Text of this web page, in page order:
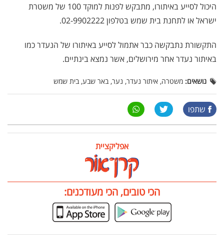
היכול לסייע באיתורו, מתבקש לפנות למוקד 100 של משטרת
ישראל או לתחנת בית שמש בטלפון 02-9902222.
התקשורת נתבקשה כבר אתמול לסייע באיתורו של הנעדר כמו
באיתור נעדר אחר מירושלים, אשר נמצא בינתיים.
נושאים: משטרה, איתור נעדר, נער, באר שבע, בית שמש
שתפו
אפליקציית
הכי טובים, הכי מעודכנים: